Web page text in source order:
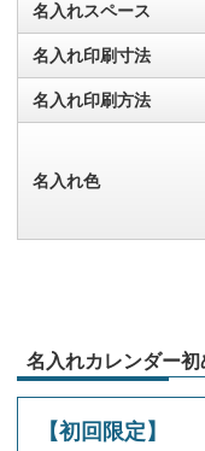
名入れスペース
名入れ印刷寸法
名入れ印刷方法
名入れ色
名入れカレンダー
【初回限定】